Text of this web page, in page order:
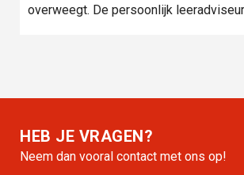
overweegt. De persoonlijk
HEB JE VRAGEN?
Neem dan vooral contact met ons op!